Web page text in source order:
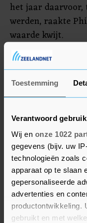
Toestemming
Verantwoord
Wij en onze 1022
gegevens (bijv. uw
technologieën zoals
apparaat op te slaan
gepersonaliseerde
advertenties en
productontwikkeling.
gebruikt en met
het jaar daarvoor,
werden, raakte
waarde kwijt.
Alfen
Sterkste stijger in
laadpalenmaker
respectievelijk 1,6
Bij de kleinere
Therapeutics een
sloot 4,4 procent
snellaadbedrijf